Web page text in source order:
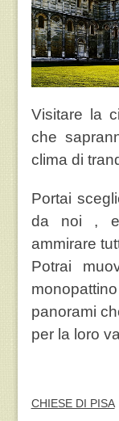
Visitare la
che
clima di
Portai
da noi ,
ammirare
Potrai
panorami
per la loro
CHIESE DI PISA